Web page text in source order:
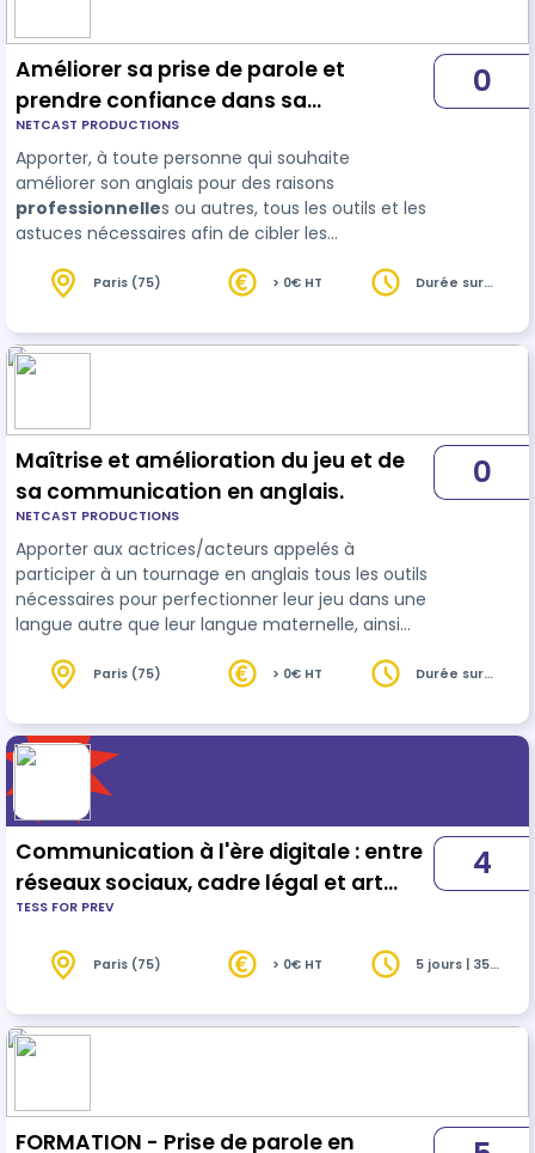
Améliorer sa prise de parole et
prendre confiance dans sa
communication en Anglais
NETCAST PRODUCTIONS
Apporter, à toute personne qui souhaite
améliorer son anglais pour des raisons
professionnelles ou autres, tous les outils et les
astuces nécessaires afin de cibler les
que sa langue maternelle pour ensuite apprendre
pratique. Le tout, grâce a…
0
Paris (75) > 0€ HT
Durée sur
Maîtrise et amélioration du jeu et de
sa communication en anglais.
NETCAST PRODUCTIONS
Apporter aux actrices/acteurs appelés à
participer à un tournage en anglais tous les outils
nécessaires pour perfectionner leur jeu dans une
langue autre que leur langue maternelle, ainsi
au mieux avec les équipes. Le tout, grâce aux
actrice/productrice parfaitement bilingue.
0
Paris (75) > 0€ HT
Durée sur
Communication à l'ère digitale : entre
réseaux sociaux, cadre légal et art
oratoire
TESS FOR PREV
4
Paris (75) > 0€ HT
5 jours | 35
FORMATION - Prise de parole en